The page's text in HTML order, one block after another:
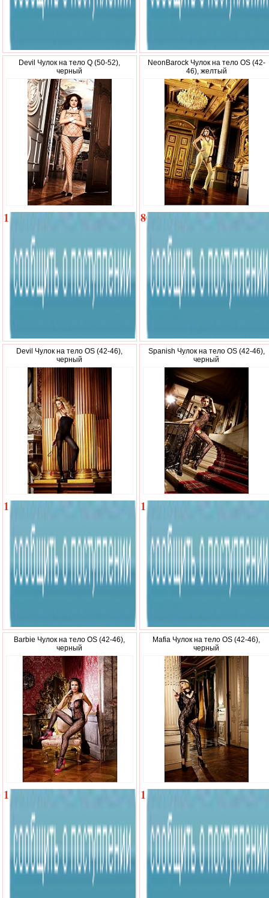
Devil Чулок на тело Q (50-52),
черный
1
NeonBarock Чулок на тело OS (42-
46), желтый
800
Devil Чулок на тело OS (42-46),
черный
1
Spanish Чулок на тело OS (42-46),
черный
1
Barbie Чулок на тело OS (42-46),
черный
1
Mafia Чулок на тело OS (42-46),
черный
1